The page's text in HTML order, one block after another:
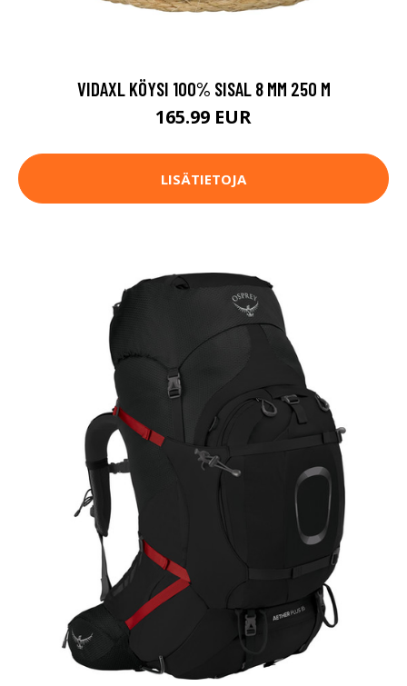
VIDAXL KÖYSI 100% SISAL 8 MM 250 M
165.99 EUR
LISÄTIETOJA